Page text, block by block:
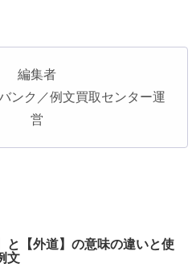
編集者
ンク／例文買取センター運
営
と【外道】の意味の違いと使
文